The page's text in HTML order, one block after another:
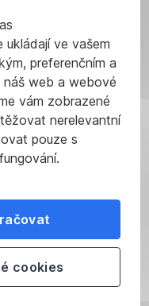
ukládají ve vašem
preferenčním a
náš web a webové
vám zobrazené
nerelevantní
pouze s
cookies